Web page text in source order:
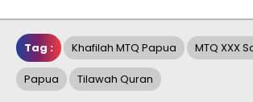
Tag : Khafilah MTQ Papua MTQ XXX
Papua Tilawah Quran